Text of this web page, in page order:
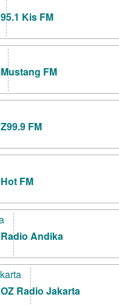
95.1 Kis FM
Mustang FM
Z99.9 FM
Hot FM
Radio Andika
OZ Radio Jakarta